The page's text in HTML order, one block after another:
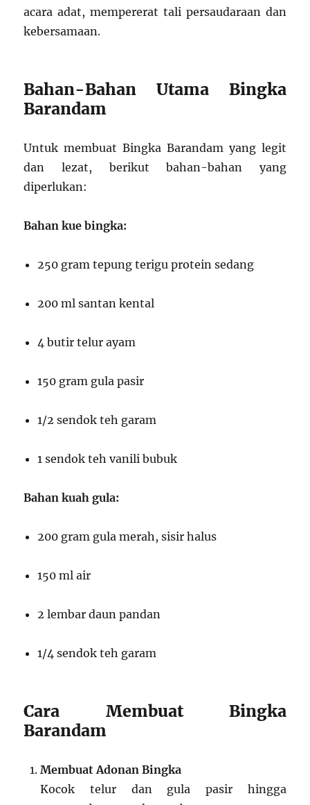
acara adat, mempererat tali persaudaraan dan
kebersamaan.
Bahan-Bahan Utama Bingka
Barandam
Untuk membuat Bingka Barandam yang legit
dan lezat, berikut bahan-bahan yang
diperlukan:
Bahan kue bingka:
250 gram tepung terigu protein sedang
200 ml santan kental
4 butir telur ayam
150 gram gula pasir
1/2 sendok teh garam
1 sendok teh vanili bubuk
Bahan kuah gula:
200 gram gula merah, sisir halus
150 ml air
2 lembar daun pandan
1/4 sendok teh garam
Cara Membuat Bingka
Barandam
Membuat Adonan Bingka
Kocok telur dan gula pasir hingga